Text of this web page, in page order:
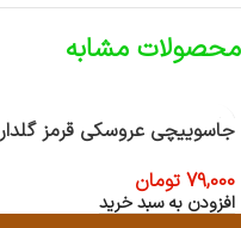
محصولات مشابه
جاسوییچی عروسکی قرمز گلدار
79,000 تومان
افزودن به سبد خرید